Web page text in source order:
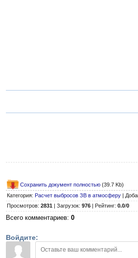
Сохранить документ полностью (39.7 Kb)
Категория: Расчет выбросов ЗВ в атмосферу
Просмотров: 2831 Загрузок: 976 Рейтинг: 0.0/0
Всего комментариев: 0
Войдите: